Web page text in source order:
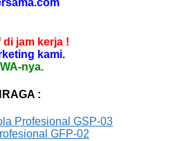
jam kerja !
kami.
nya.
:
Profesional GSP-03
GFP-02